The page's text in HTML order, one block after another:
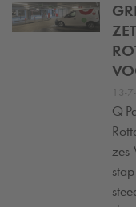
13-
Q-
zes